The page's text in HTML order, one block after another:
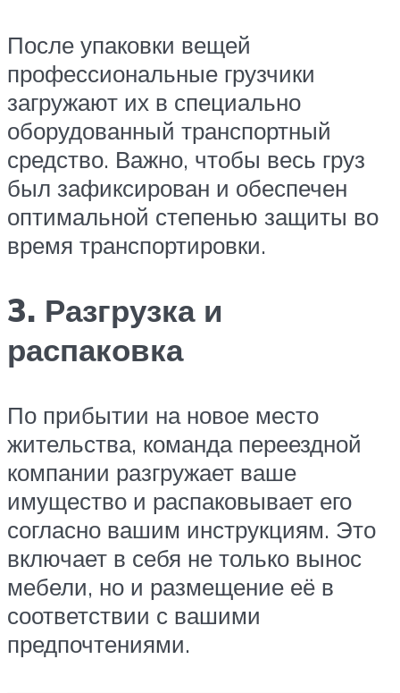
После упаковки вещей
профессиональные грузчики
загружают их в специально
оборудованный транспортный
средство. Важно, чтобы весь груз
был зафиксирован и обеспечен
оптимальной степенью защиты во
время транспортировки.
3. Разгрузка и
распаковка
По прибытии на новое место
жительства, команда переездной
компании разгружает ваше
имущество и распаковывает его
согласно вашим инструкциям. Это
включает в себя не только вынос
мебели, но и размещение её в
соответствии с вашими
предпочтениями.